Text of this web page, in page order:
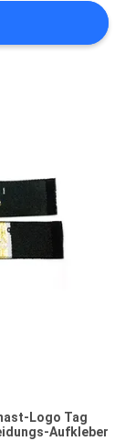
Logo Tag
Aufkleber